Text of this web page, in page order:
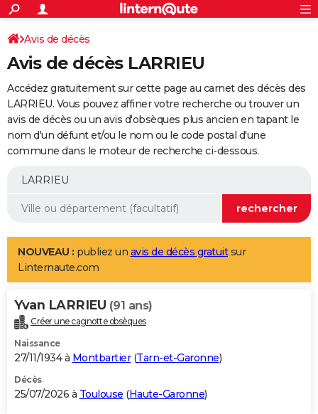
ACTUALITÉS
Politique
Société
Faits Divers
Education
Monde
Villes
+
SPORT
Coupe du monde 2026
Football
Tennis
Cyclisme
Rugby
Forum
Programme TV
TNTStreaming
Cinéma
Sorties cinéma
Musique
+
FINANCE
Retraite
Epargne
Immobilier
Risques naturels par ville
Banque
Assurance
AUTO
Essais
Réserver un essai
Citadines
Berlines
SUV
Forum auto
+
Mobiles
Meilleur smartphone
Internet
Ordinateurs
Jeux vidéo
Guide high-tech
Aménagement intérieur
LIFESTYLE
Art de vivre
Bien-être
Loisirs
Mode
Modes de vie
Alimentation
Guide de la santé
Maladies
Médicaments
Sommeil
VOYAGE
Destinations
City break
Voyage nature
Voyage de noces
Forum
Climat
+PHOTO
GUIDES D'ACHAT
BONS PLANS
Avis de décès
Avis de décès LARRIEU
Accédez gratuitement sur cette page au carnet des décès des
LARRIEU. Vous pouvez affiner votre recherche ou trouver un
avis de décès ou un avis d'obsèques plus ancien en tapant le
nom d'un défunt et/ou le nom ou le code postal d'une
commune dans le moteur de recherche ci-dessous.
NOUVEAU : publiez un avis de décès gratuitsur
Linternaute.com
Yvan LARRIEU (91 ans)
Créer une cagnotte obsèques
Naissance
27/11/1934 à Montbartier(Tarn-et-Garonne)
Décès
25/07/2026 à Toulouse (Haute-Garonne)